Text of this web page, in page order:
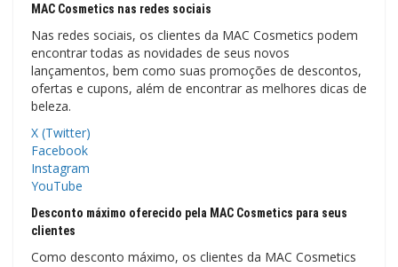
MAC Cosmetics nas redes sociais
Nas redes sociais, os clientes da MAC Cosmetics podem
encontrar todas as novidades de seus novos
lançamentos, bem como suas promoções de descontos,
ofertas e cupons, além de encontrar as melhores dicas de
beleza.
X (Twitter)
Facebook
Instagram
YouTube
Desconto máximo oferecido pela MAC Cosmetics para seus
clientes
Como desconto máximo, os clientes da MAC Cosmetics